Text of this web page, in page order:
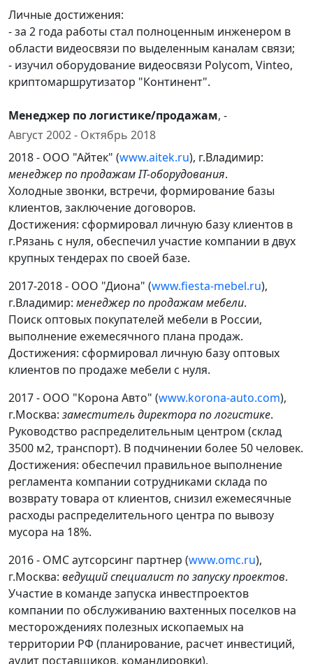
Личные достижения:
- за 2 года работы стал полноценным инженером в
области видеосвязи по выделенным каналам связи;
- изучил оборудование видеосвязи Polycom, Vinteo,
криптомаршрутизатор "Континент".
Менеджер по логистике/продажам, -
Август 2002 - Октябрь 2018
2018 - ООО "Айтек" (www.aitek.ru), г.Владимир:
менеджер по продажам IT-оборудования.
Холодные звонки, встречи, формирование базы
клиентов, заключение договоров.
Достижения: сформировал личную базу клиентов в
г.Рязань с нуля, обеспечил участие компании в двух
крупных тендерах по своей базе.
2017-2018 - ООО "Диона" (www.fiesta-mebel.ru),
г.Владимир: менеджер по продажам мебели.
Поиск оптовых покупателей мебели в России,
выполнение ежемесячного плана продаж.
Достижения: сформировал личную базу оптовых
клиентов по продаже мебели с нуля.
2017 - ООО "Корона Авто" (www.korona-auto.com),
г.Москва: заместитель директора по логистике.
Руководство распределительным центром (склад
3500 м2, транспорт). В подчинении более 50 человек.
Достижения: обеспечил правильное выполнение
регламента компании сотрудниками склада по
возврату товара от клиентов, снизил ежемесячные
расходы распределительного центра по вывозу
мусора на 18%.
2016 - ОМС аутсорсинг партнер (www.omc.ru),
г.Москва: ведущий специалист по запуску проектов.
Участие в команде запуска инвестпроектов
компании по обслуживанию вахтенных поселков на
месторождениях полезных ископаемых на
территории РФ (планирование, расчет инвестиций,
аудит поставщиков, командировки).